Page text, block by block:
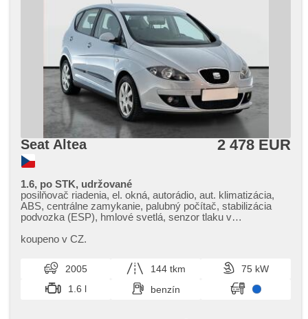
Seat Altea 2 478 EUR
1.6, po STK, udržované
posilňovač riadenia, el. okná, autorádio, aut. klimatizácia,
ABS, centrálne zamykanie, palubný počítač, stabilizácia
podvozka (ESP), hmlové svetlá, senzor tlaku v
koupeno v CZ.
2005 144 tkm
75 kW
1.6 l
benzín